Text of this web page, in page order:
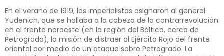
En el verano de 1919, los imperialistas asignaron al general
Yudenich, que se hallaba a la cabeza de la contrarrevolución
en el frente noroeste (en la región del Báltico, cerca de
Petrogrado), la misión de distraer al Ejército Rojo del frente
oriental por medio de un ataque sobre Petrogrado. La